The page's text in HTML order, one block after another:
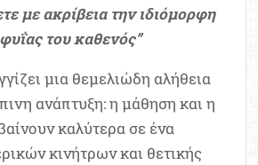
με ακρίβεια την ιδιόμορφη
του καθενός”
μια θεμελιώδη αλήθεια
ανάπτυξη: η μάθηση και η
καλύτερα σε ένα
κινήτρων και θετικής